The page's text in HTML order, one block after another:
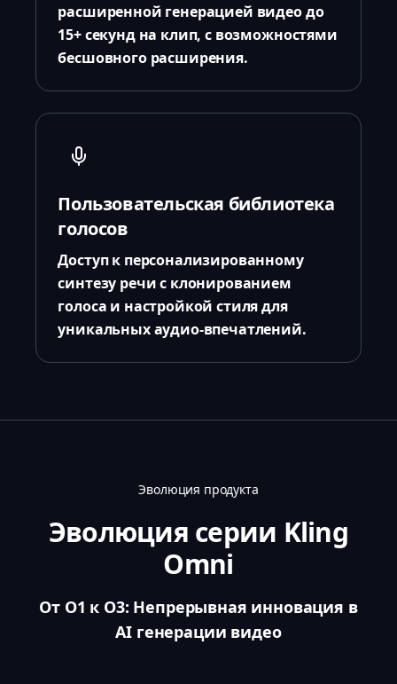
расширенной генерацией видео до
15+ секунд на клип, с возможностями
бесшовного расширения.
Пользовательская библиотека
голосов
Доступ к персонализированному
синтезу речи с клонированием
голоса и настройкой стиля для
уникальных аудио-впечатлений.
Эволюция продукта
Эволюция серии Kling
Omni
От O1 к O3: Непрерывная инновация в
AI генерации видео